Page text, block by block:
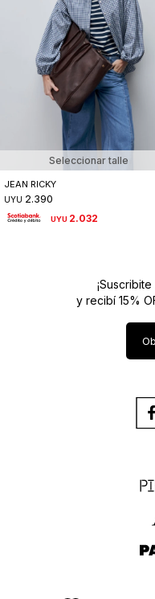
Seleccionar talle
JEAN RICKY
UYU 2.390
UYU 2.032
y recibí 15%
